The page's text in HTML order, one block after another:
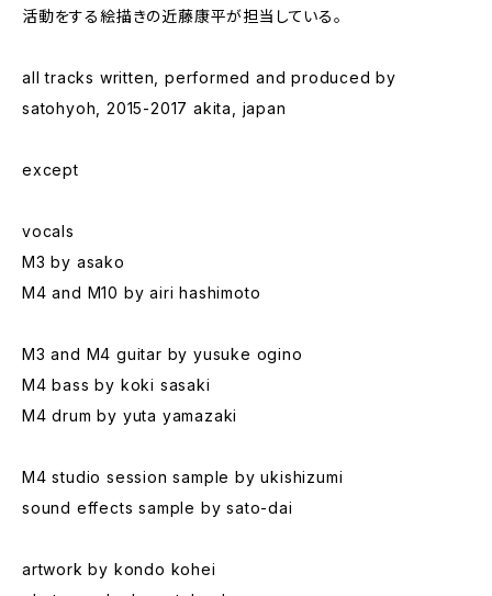
活動をする絵描きの近藤康平が担当している。
all tracks written, performed and produced by
satohyoh, 2015-2017 akita, japan
except
vocals
M3 by asako
M4 and M10 by airi hashimoto
M3 and M4 guitar by yusuke ogino
M4 bass by koki sasaki
M4 drum by yuta yamazaki
M4 studio session sample by ukishizumi
sound effects sample by sato-dai
artwork by kondo kohei